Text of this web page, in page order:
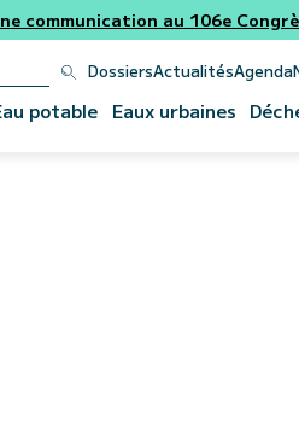
communication au 106e
DossiersActualitésAgenda
potable Eaux urbaines